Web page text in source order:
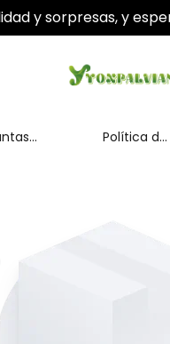
y sorpresas, y
Política de